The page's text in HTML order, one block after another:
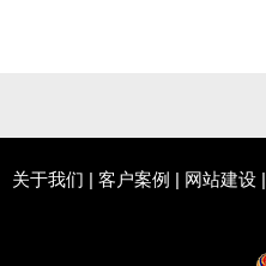
关于我们 | 客户案例 | 网站建设|